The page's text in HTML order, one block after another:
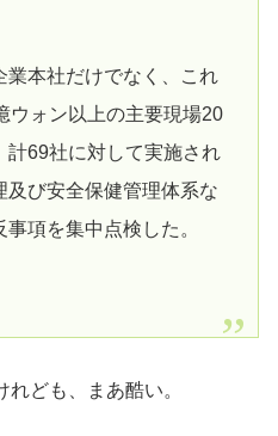
業本社だけでなく、これ
ウォン以上の主要現場20
計69社に対して実施され
及び安全保健管理体系な
項を集中点検した。
ども、まあ酷い。